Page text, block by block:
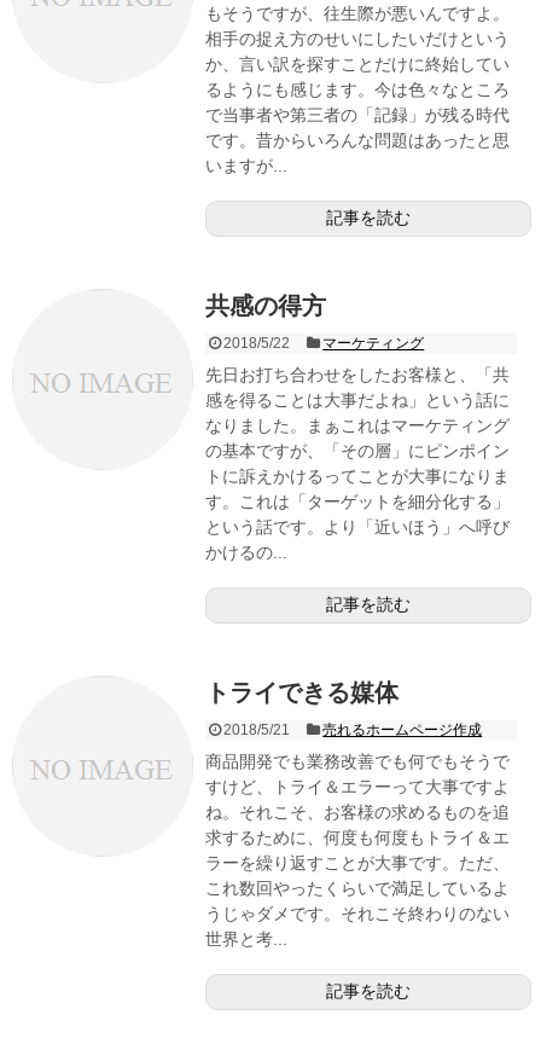
もそうですが、往生際が悪いんですよ。
相手の捉え方のせいにしたいだけという
か、言い訳を探すことだけに終始してい
るようにも感じます。今は色々なところ
で当事者や第三者の「記録」が残る時代
です。昔からいろんな問題はあったと思
いますが...
記事を読む
共感の得方
2018/5/22 マーケティング
先日お打ち合わせをしたお客様と、「共
感を得ることは大事だよね」という話に
なりました。まぁこれはマーケティング
の基本ですが、「その層」にピンポイン
トに訴えかけるってことが大事になりま
す。これは「ターゲットを細分化する」
という話です。より「近いほう」へ呼び
かけるの...
記事を読む
トライできる媒体
2018/5/21 売れるホームページ作成
商品開発でも業務改善でも何でもそうで
すけど、トライ＆エラーって大事ですよ
ね。それこそ、お客様の求めるものを追
求するために、何度も何度もトライ＆エ
ラーを繰り返すことが大事です。ただ、
これ数回やったくらいで満足しているよ
うじゃダメです。それこそ終わりのない
世界と考...
記事を読む